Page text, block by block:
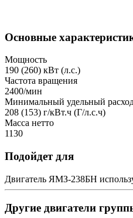
Основные
Мощность
190 (260) кВт (л.с.)
Частота вращения
2400/мин
Минимальный удельный
208 (153) г/кВт.ч (Г/л.с.ч)
Масса нетто
1130
Подойдет для
Двигатель ЯМЗ-238БН
Другие двигатели